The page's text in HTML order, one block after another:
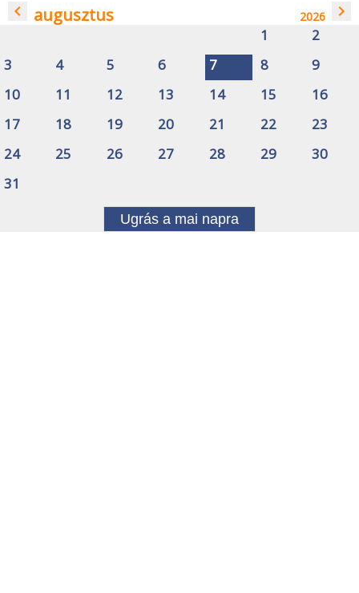
navigate_before augusztus 2026 navigate_next
1
2
3
4 5 6 7 8
9
10
11 12 13 14 15
16
17
18 19 20 21 22
23
24
25 26 27 28 29
30
31
Ugrás a mai napra